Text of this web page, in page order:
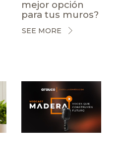
mejor opción
para tus muros?
SEE MORE